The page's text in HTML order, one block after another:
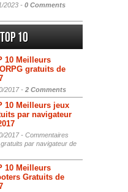
2023 - 0 Comments
10
10 Meilleurs
gratuits de
2017 - 2 Comments
10 Meilleurs jeux
par navigateur
2017 - Commentaires
par navigateur de
10 Meilleurs
Gratuits de